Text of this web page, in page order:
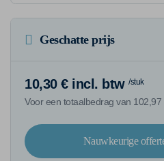
Geschatte prijs
10,30 € incl. btw /stuk
Voor een totaalbedrag van 102,97
Nauwkeurige